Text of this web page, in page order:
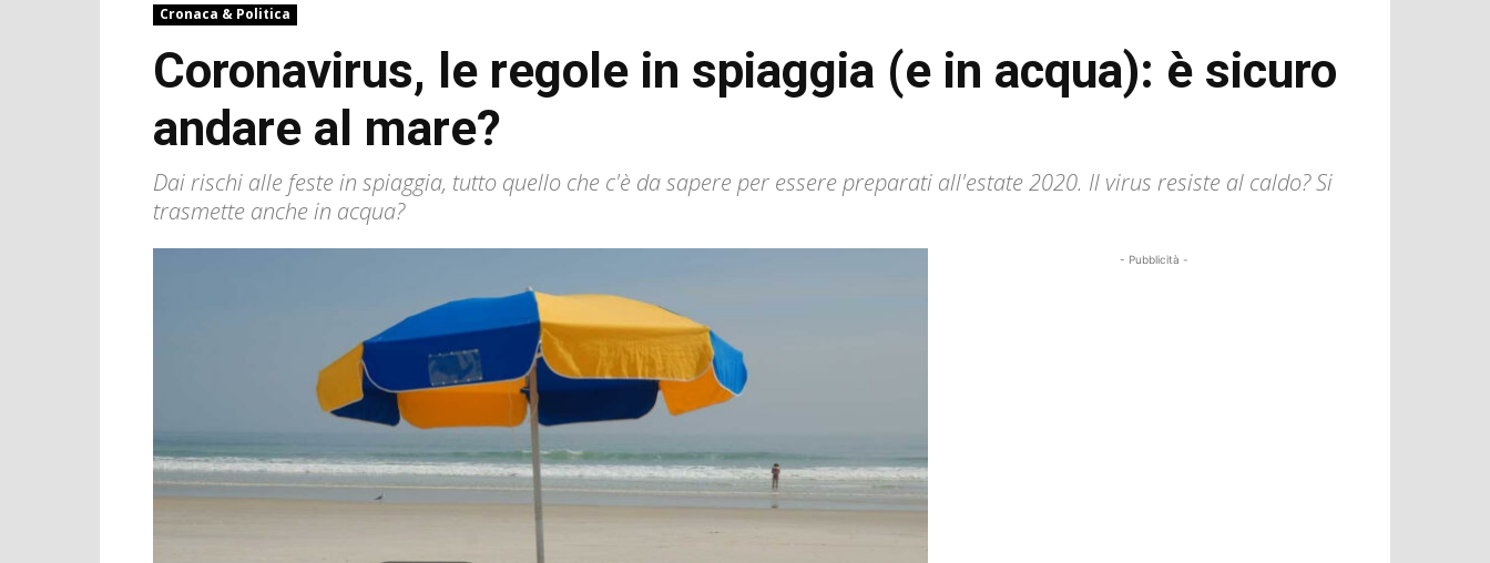
Cronaca & Politica
Coronavirus, le regole in spiaggia (e in acqua): è sicuro
andare al mare?
Dai rischi alle feste in spiaggia, tutto quello che c'è da sapere per essere preparati all'estate 2020. Il virus resiste al caldo? Si
trasmette anche in acqua?
- Pubblicità -